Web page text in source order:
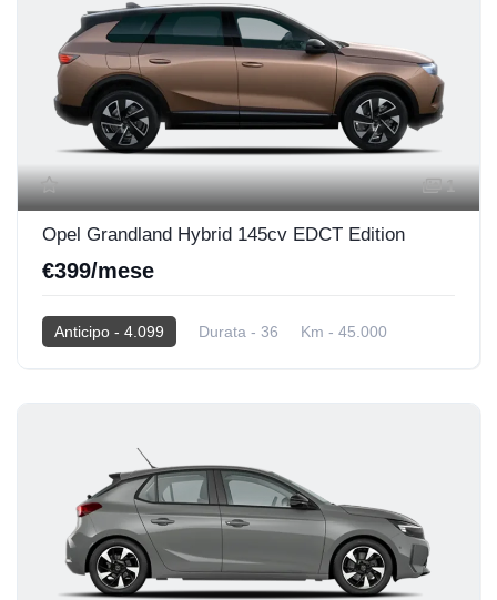
1
Opel Grandland Hybrid 145cv EDCT Edition
€399/mese
Anticipo - 4.099 Durata - 36
Km - 45.000